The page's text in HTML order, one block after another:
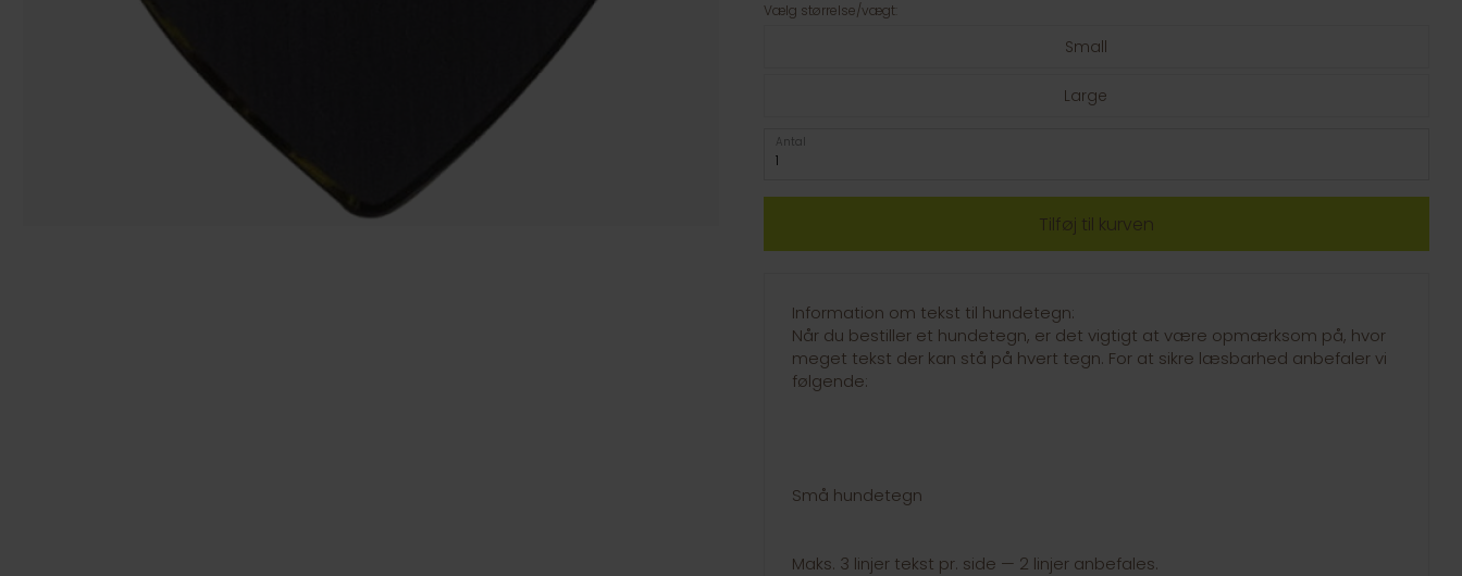
Vælg størrelse/vægt:
Small
Large
Antal
Information om tekst til hundetegn:
Når du bestiller et hundetegn, er det vigtigt at være opmærksom på, hvor
meget tekst der kan stå på hvert tegn. For at sikre læsbarhed anbefaler vi
følgende:
Små hundetegn
Maks. 3 linjer tekst pr. side — 2 linjer anbefales.